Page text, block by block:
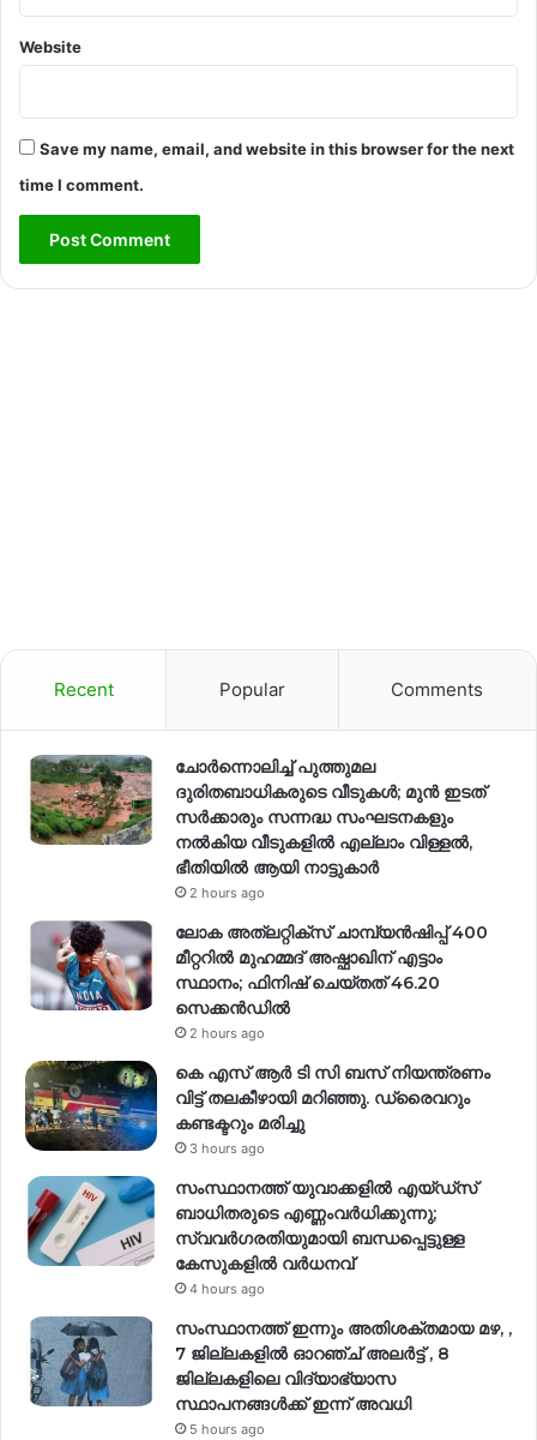
Website
Save my name, email, and website in this browser for the next
time I comment.
Recent Popular Comments
ചോർന്നൊലിച്ച് പുത്തുമല
ദുരിതബാധികരുടെ വീടുകൾ; മുൻ ഇടത്
സർക്കാരും സന്നദ്ധ സംഘടനകളും
നൽകിയ വീടുകളിൽ എല്ലാം വിള്ളൽ,
ഭീതിയിൽ ആയി നാട്ടുകാർ
2 hours ago
ലോക അത്‌ലറ്റിക്‌സ് ചാമ്പ്യൻഷിപ്പ് 400
മീറ്ററിൽ മുഹമ്മദ് അഷ്ഫാഖിന് എട്ടാം
സ്ഥാനം; ഫിനിഷ് ചെയ്തത് 46.20
സെക്കൻഡിൽ
2 hours ago
കെ എസ് ആർ ടി സി ബസ് നിയന്ത്രണം
വിട്ട് തലകീഴായി മറിഞ്ഞു. ഡ്രൈവറും
കണ്ടക്ടറും മരിച്ചു
3 hours ago
സംസ്ഥാനത്ത് യുവാക്കളിൽ എയ്ഡ്സ്
ബാധിതരുടെ എണ്ണംവർധിക്കുന്നു;
സ്വവർഗരതിയുമായി ബന്ധപ്പെട്ടുള്ള
കേസുകളിൽ വര്‍ധനവ്
4 hours ago
സംസ്ഥാനത്ത് ഇന്നും അതിശക്തമായ മഴ, ,
7 ജില്ലകളിൽ ഓറഞ്ച് അലർട്ട് , 8
ജില്ലകളിലെ വിദ്യാഭ്യാസ
സ്ഥാപനങ്ങൾക്ക് ഇന്ന് അവധി
5 hours ago